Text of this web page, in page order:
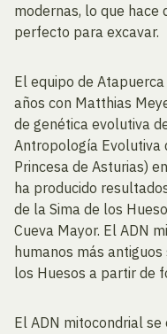
modernas, lo que hace
perfecto para excavar.
El equipo de
años con Matthias
de genética evolutiva
Antropología Evolutiva
Princesa de Asturias)
ha producido
de la Sima de los
Cueva Mayor. El ADN
humanos más
los Huesos a partir de
El ADN mitocondrial